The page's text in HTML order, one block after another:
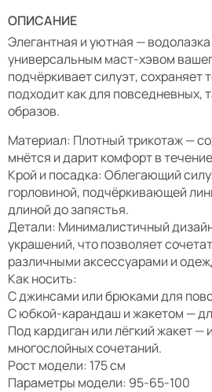
ОПИСАНИЕ
Элегантная и уютная —
универсальным маст-хэвом
подчёркивает силуэт, сохраняет
подходит как для повседневных,
образов.
Материал: Плотный трикотаж —
мнётся и дарит комфорт в
Крой и посадка: Облегающий
горловиной, подчёркивающей
длиной до запястья.
Детали: Минималистичный
украшений, что позволяет
различными аксессуарами и
Как носить:
С джинсами или брюками для
С юбкой-карандаш и жакетом —
Под кардиган или лёгкий жакет —
многослойных сочетаний.
Рост модели: 175 см
Параметры модели: 95-65-100